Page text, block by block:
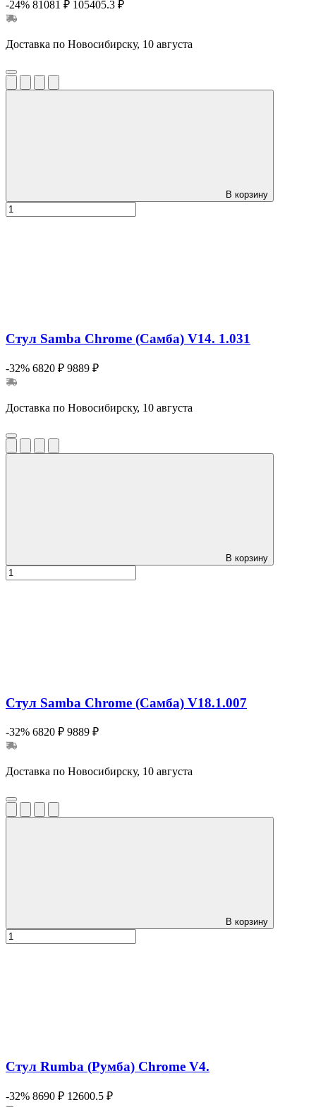
-24% 81081 ₽ 105405.3 ₽
Доставка по Новосибирску, 10 августа
В корзину
Стул Samba Chrome (Самба) V14. 1.031
-32% 6820 ₽ 9889 ₽
Доставка по Новосибирску, 10 августа
В корзину
Стул Samba Chrome (Самба) V18.1.007
-32% 6820 ₽ 9889 ₽
Доставка по Новосибирску, 10 августа
В корзину
Стул Rumba (Румба) Chrome V4.
-32% 8690 ₽ 12600.5 ₽